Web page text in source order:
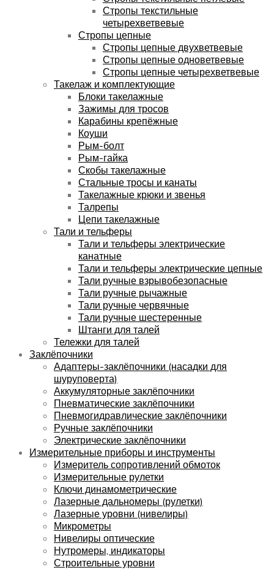
Стропы текстильные
четырехветвевые
Стропы цепные
Стропы цепные двухветвевые
Стропы цепные одноветвевые
Стропы цепные четырехветвевые
Такелаж и комплектующие
Блоки такелажные
Зажимы для тросов
Карабины крепёжные
Коуши
Рым-болт
Рым-гайка
Скобы такелажные
Стальные тросы и канаты
Такелажные крюки и звенья
Талрепы
Цепи такелажные
Тали и тельферы
Тали и тельферы электрические
канатные
Тали и тельферы электрические цепные
Тали ручные взрывобезопасные
Тали ручные рычажные
Тали ручные червячные
Тали ручные шестеренные
Штанги для талей
Тележки для талей
Заклёпочники
Адаптеры-заклёпочники (насадки для
шуруповерта)
Аккумуляторные заклёпочники
Пневматические заклёпочники
Пневмогидравлические заклёпочники
Ручные заклёпочники
Электрические заклёпочники
Измерительные приборы и инструменты
Измеритель сопротивлений обмоток
Измерительные рулетки
Ключи динамометрические
Лазерные дальномеры (рулетки)
Лазерные уровни (нивелиры)
Микрометры
Нивелиры оптические
Нутромеры, индикаторы
Строительные уровни